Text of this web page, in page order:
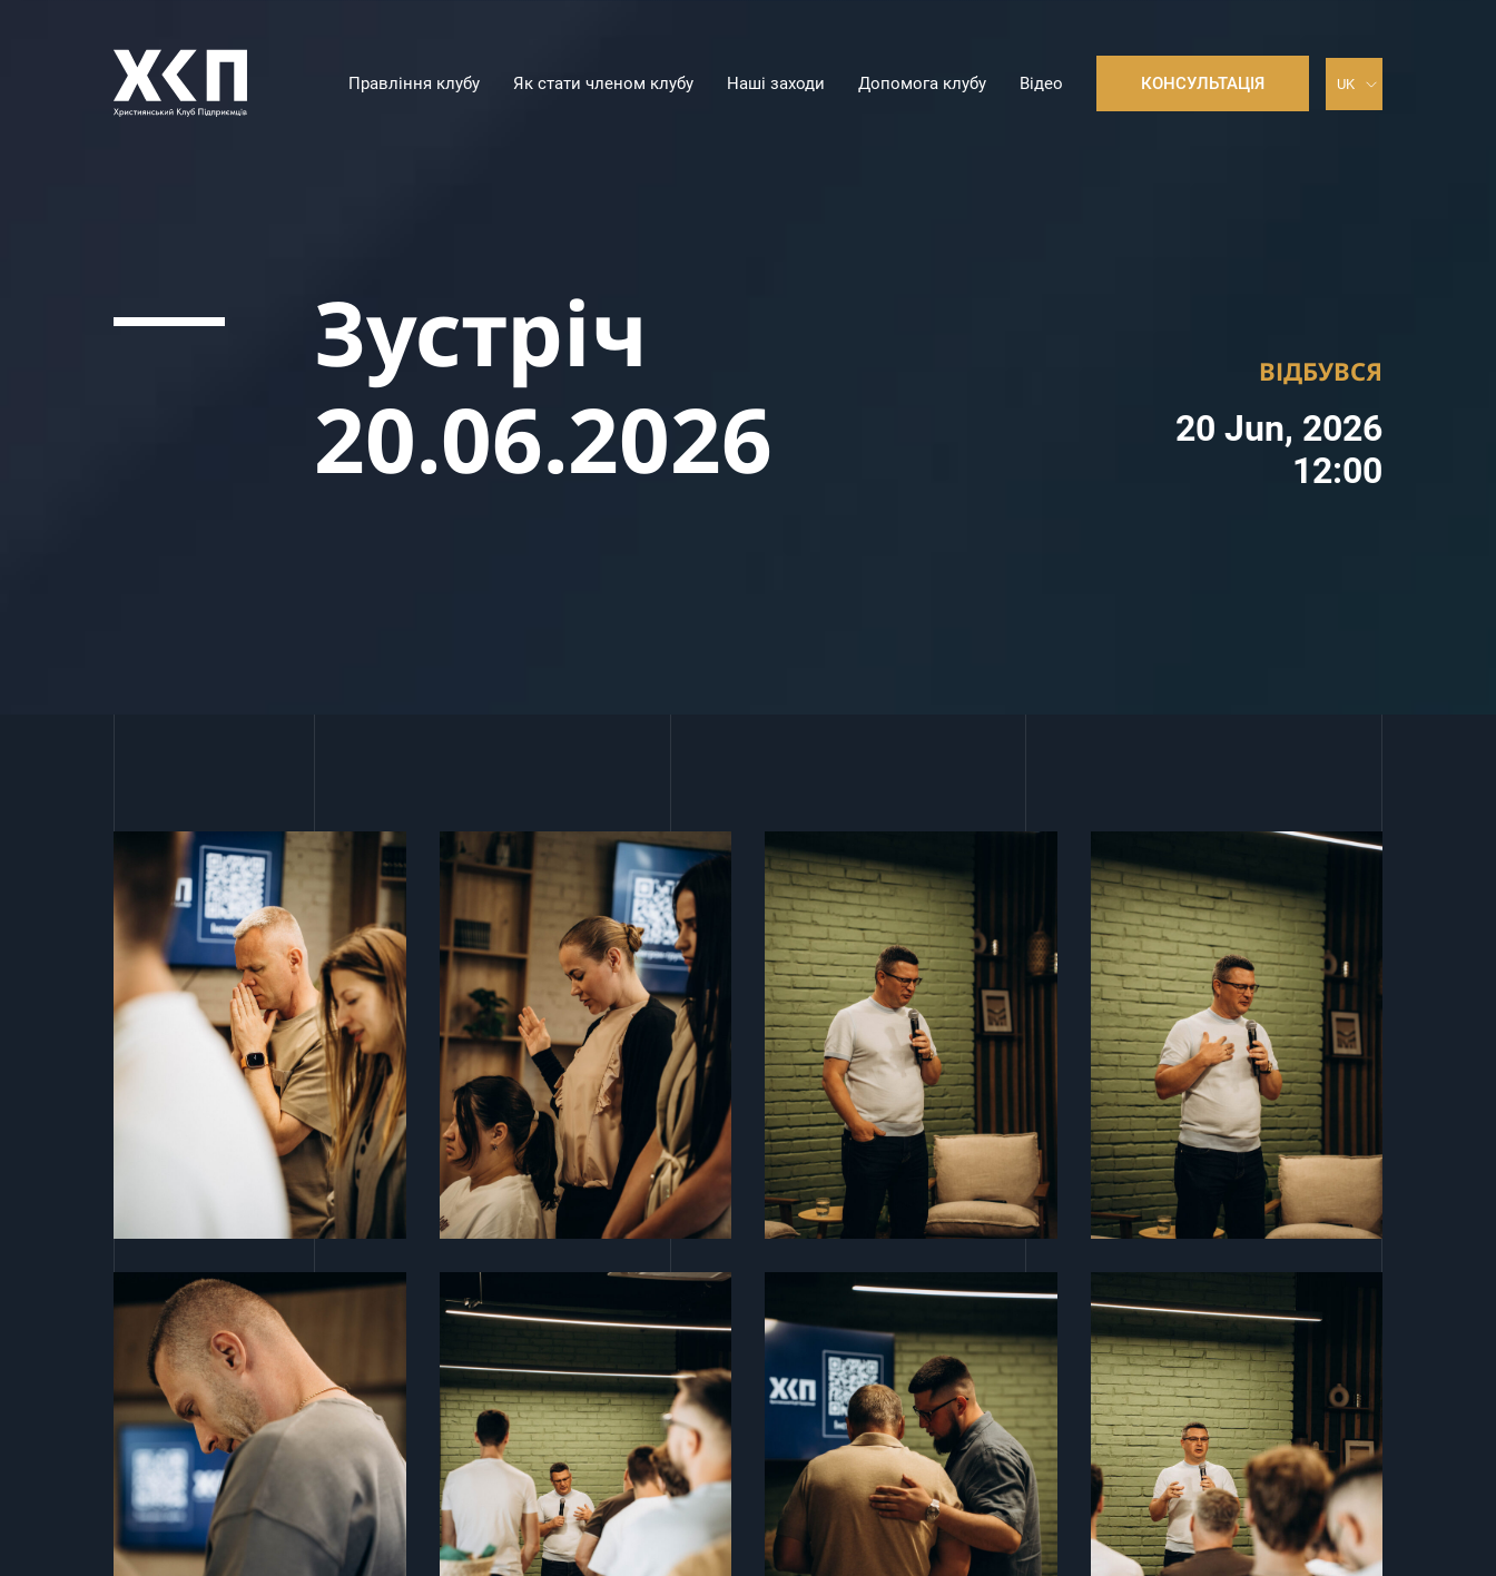
Правління клубу Як стати членом клубу Наші заходи Допомога клубу Відео КОНСУЛЬТАЦІЯ
Зустріч
20.06.2026
ВІДБУВСЯ
20 Jun, 2026
12:00